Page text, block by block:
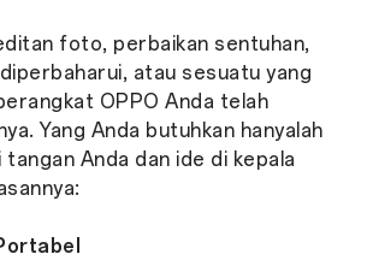
foto, perbaikan sentuhan,
atau sesuatu yang
OPPO Anda telah
Yang Anda butuhkan hanyalah
Anda dan ide di kepala